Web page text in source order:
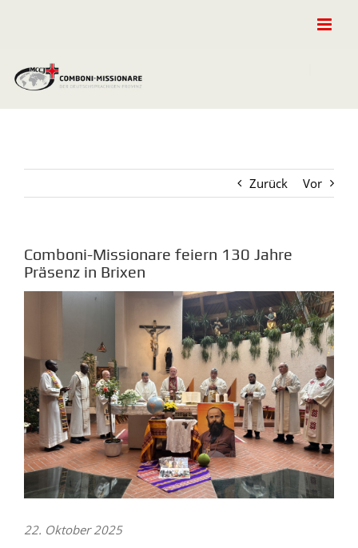
Zurück Vor
Comboni-Missionare feiern 130 Jahre
Präsenz in Brixen
22. Oktober 2025